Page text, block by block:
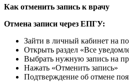
Как отменить запись к врачу
Отмена записи через ЕПГУ:
Зайти в личный кабинет на
Открыть раздел «Все
Выбрать нужную запись на
Нажать «Отменить запись»
Подтверждение об отмене